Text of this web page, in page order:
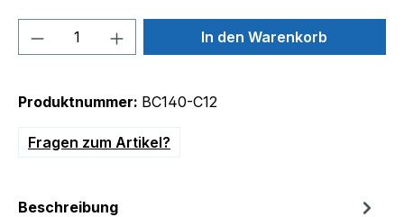
Produkt Anzahl: Gib denIn den Warenkorb
Produktnummer: BC140-C12
Fragen zum Artikel?
Beschreibung